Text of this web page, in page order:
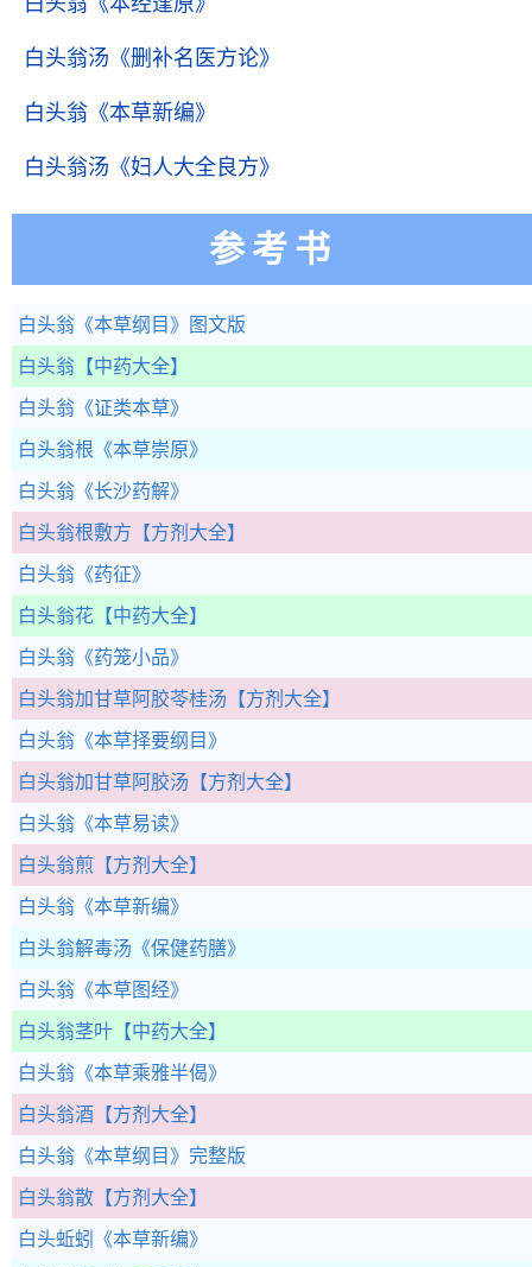
白头翁汤 《删补名医方论》
白头翁 《本草新编》
白头翁汤 《妇人大全良方》
参考书
白头翁 《本草纲目》图文版
白头翁 【中药大全】
白头翁 《证类本草》
白头翁根 《本草崇原》
白头翁 《长沙药解》
白头翁根敷方 【方剂大全】
白头翁 《药征》
白头翁花 【中药大全】
白头翁 《药笼小品》
白头翁加甘草阿胶苓桂汤 【方剂大全】
白头翁 《本草择要纲目》
白头翁加甘草阿胶汤 【方剂大全】
白头翁 《本草易读》
白头翁煎 【方剂大全】
白头翁 《本草新编》
白头翁解毒汤 《保健药膳》
白头翁 《本草图经》
白头翁茎叶 【中药大全】
白头翁 《本草乘雅半偈》
白头翁酒 【方剂大全】
白头翁 《本草纲目》完整版
白头翁散 【方剂大全】
白头蚯蚓 《本草新编》